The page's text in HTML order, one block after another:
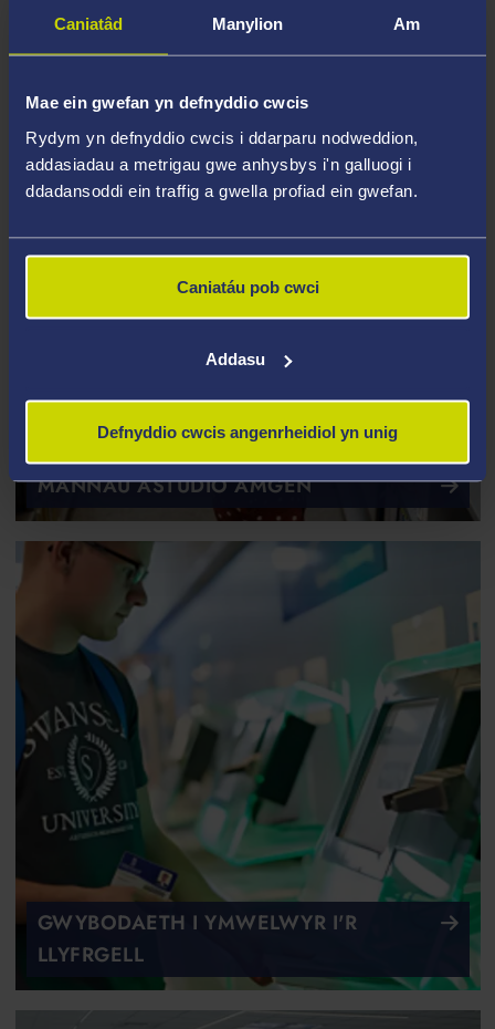
Caniatâd Manylion Am
Mae ein gwefan yn defnyddio cwcis
Rydym yn defnyddio cwcis i ddarparu nodweddion,
addasiadau a metrigau gwe anhysbys i'n galluogi i
ddadansoddi ein traffig a gwella profiad ein gwefan.
Caniatáu pob cwci
Addasu
Defnyddio cwcis angenrheidiol yn unig
ARCHEBWCH FAN ASTUDIO
MANNAU ASTUDIO AMGEN
GWYBODAETH I YMWELWYR I'R
LLYFRGELL